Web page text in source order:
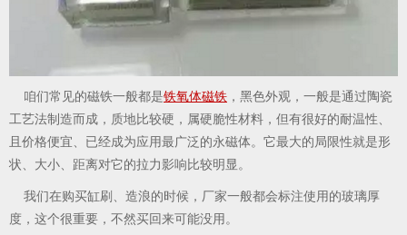
咱们常见的磁铁一般都是铁氧体磁铁 ，黑色外观，一般是通过陶瓷
工艺法制造而成，质地比较硬，属硬脆性材料，但有很好的耐温性、
且价格便宜、已经成为应用最广泛的永磁体。它最大的局限性就是形
状、大小、距离对它的拉力影响比较明显。
我们在购买缸刷、造浪的时候，厂家一般都会标注使用的玻璃厚
度，这个很重要，不然买回来可能没用。